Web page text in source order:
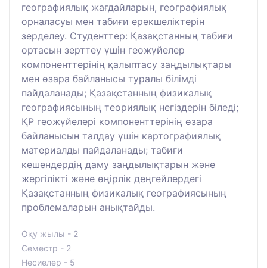
географиялық жағдайларын, географиялық
орналасуы мен табиғи ерекшеліктерін
зерделеу. Студенттер: Қазақстанның табиғи
ортасын зерттеу үшін геожүйелер
компоненттерінің қалыптасу заңдылықтары
мен өзара байланысы туралы білімді
пайдаланады; Қазақстанның физикалық
географиясының теориялық негіздерін біледі;
ҚР геожүйелері компоненттерінің өзара
байланысын талдау үшін картографиялық
материалды пайдаланады; табиғи
кешендердің даму заңдылықтарын және
жергілікті және өңірлік деңгейлердегі
Қазақстанның физикалық географиясының
проблемаларын анықтайды.
Оқу жылы - 2
Семестр - 2
Несиелер - 5